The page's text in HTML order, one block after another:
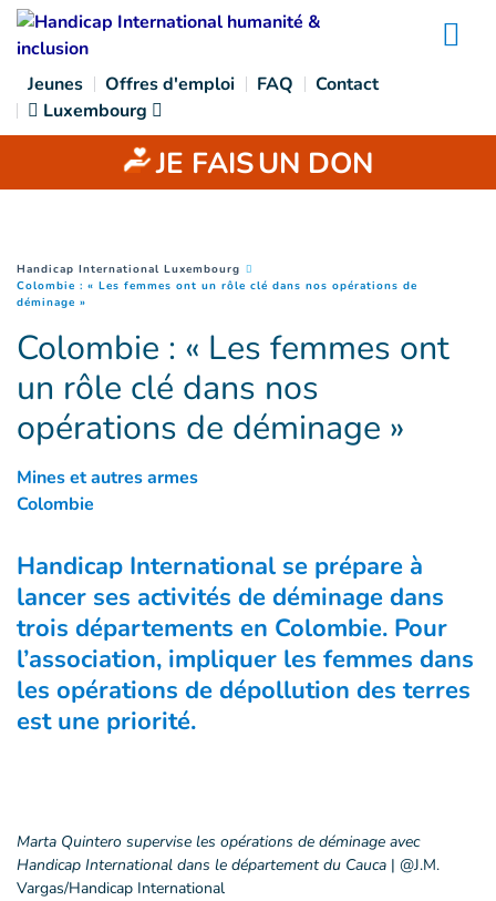
Goto main content
Jeunes Offres d'emploi FAQ
Contact
Luxembourg
JE FAISUN DON
You are here :
Handicap International Luxembourg
Colombie : « Les femmes ont un rôle clé dans nos opérations de
déminage »
Colombie : « Les femmes ont
un rôle clé dans nos
opérations de déminage »
Mines et autres armes
Colombie
Handicap International se prépare à
lancer ses activités de déminage dans
trois départements en Colombie. Pour
l’association, impliquer les femmes dans
les opérations de dépollution des terres
est une priorité.
Marta Quintero supervise les opérations de déminage avec
Handicap International dans le département du Cauca | @J.M.
Vargas/Handicap International